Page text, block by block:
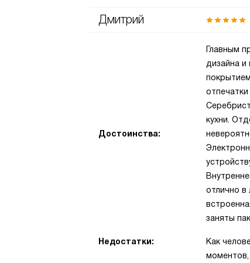
Дмитрий
Достоинства:
Главным
дизайна
кухни.
отлично в
заняты
Недостатки:
Как
моментов,